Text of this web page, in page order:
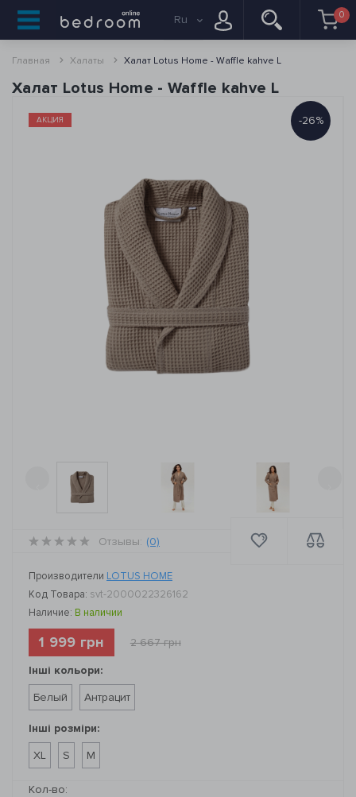
Ru 0
Главная Халаты Халат Lotus Home - Waffle kahve L
Халат Lotus Home - Waffle kahve L
-26%
АКЦИЯ
Отзывы: (0)
Производители LOTUS HOME
Код Товара: svt-2000022326162
Наличие: В наличии
1 999 грн 2 667 грн
Інші кольори:
Белый
Антрацит
Інші розміри:
XL
S M
Кол-во: